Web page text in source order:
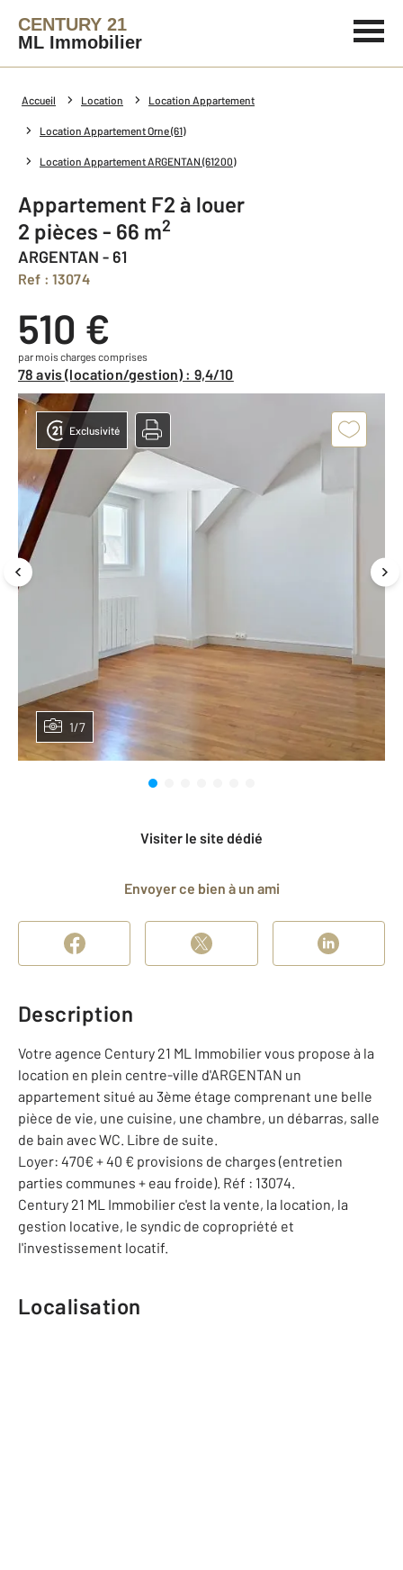
CENTURY 21
ML Immobilier
Accueil Location Location Appartement
Location Appartement Orne (61)
Location Appartement ARGENTAN (61200)
Appartement F2 à louer
2 pièces - 66 m2
ARGENTAN - 61
Ref : 13074
510 €
par mois charges comprises
78 avis (location/gestion) : 9,4/10
1/7
Exclusivité
Visiter le site dédié
Envoyer ce bien à un ami
Description
Votre agence Century 21 ML Immobilier vous propose à la
location en plein centre-ville d'ARGENTAN un
appartement situé au 3ème étage comprenant une belle
pièce de vie, une cuisine, une chambre, un débarras, salle
de bain avec WC. Libre de suite.
Loyer: 470€ + 40 € provisions de charges (entretien
parties communes + eau froide). Réf : 13074.
Century 21 ML Immobilier c'est la vente, la location, la
gestion locative, le syndic de copropriété et
l'investissement locatif.
Localisation